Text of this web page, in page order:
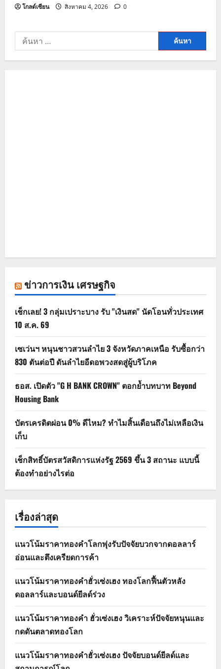
โกลด์เซียน สิงหาคม 4, 2026 0
ค้นหา
สำหรับ:
ข่าวการเงิน เศรษฐกิจ
เช็กเลย! 3 กลุ่มเปราะบาง รับ "เงินสด" นัดโอนทั่วประเทศ
10 ส.ค. 69
เซเว่นฯ หนุนชาวสวนลำไย 3 จังหวัดภาคเหนือ รับซื้อกว่า
830 ตันต่อปี ดันลำไยอีดอพวงสดสู่ผู้บริโภค
ธอส. เปิดตัว "G H BANK CROWN" ตอกย้ำบทบาท Beyond
Housing Bank
บัตรเครดิตผ่อน 0% ดีไหม? ทำไมสิ้นเดือนถึงไม่เหลือเงิน
เก็บ
เช็กสิทธิ์บัตรสวัสดิการแห่งรัฐ 2569 ขึ้น 3 สถานะ แบบนี้
ต้องทำอย่างไรต่อ
เรื่องล่าสุด
แนวโน้มราคาทองคำโลกพุ่งรับปัจจัยบวกจากดอลลาร์
อ่อนและตึงเครียดการค้า
แนวโน้มราคาทองคำฮั่วเซ่งเฮง ทองโลกฟื้นตัวหลัง
ดอลลาร์และบอนด์ยีลด์ร่วง
แนวโน้มราคาทองคำ ฮั่วเซ่งเฮง วิเคราะห์ปัจจัยหนุนและ
กดดันตลาดทองโลก
แนวโน้มราคาทองคำฮั่วเซ่งเฮง ปัจจัยบอนด์ยีลด์และ